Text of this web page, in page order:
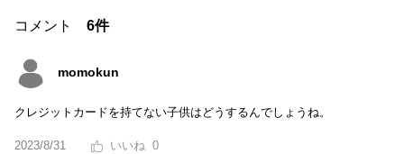
コメント 6件
momokun
クレジットカードを持てない子供はどうするんでしょうね。
2023/8/31 0